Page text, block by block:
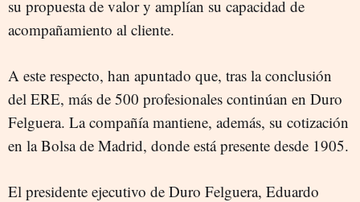
su propuesta de valor y amplían su capacidad de
acompañamiento al cliente.
A este respecto, han apuntado que, tras la conclusión
del ERE, más de 500 profesionales continúan en Duro
Felguera. La compañía mantiene, además, su cotización
en la Bolsa de Madrid, donde está presente desde 1905.
El presidente ejecutivo de Duro Felguera, Eduardo